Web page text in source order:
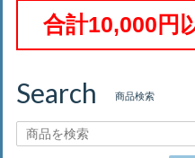
合計10,000円
Search 商品検索